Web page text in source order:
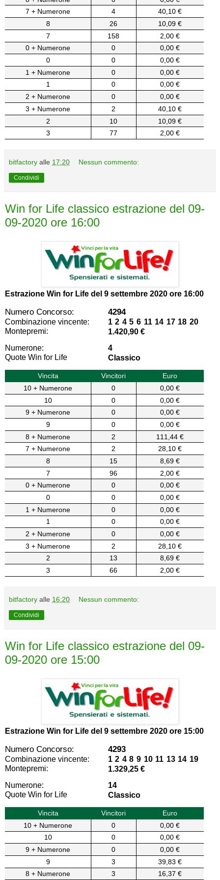
7 + Numerone
4
40,10 €
8
26
10,09 €
7
158
2,00 €
0 + Numerone
0
0,00 €
0
0
0,00 €
1 + Numerone
0
0,00 €
1
0
0,00 €
2 + Numerone
0
0,00 €
3 + Numerone
2
40,10 €
2
10
10,09 €
3
77 2,00 €
bitfactory alle 17:20 Nessun commento:
Condividi
Win for Life classico estrazione del 09-
09-2020 ore 16:00
Estrazione Win for Life del 9 settembre 2020 ore 16:00
Numero Concorso: 4294
Combinazione vincente:
1 2 4 5 6 11 14 17 18 20
Montepremi:
1.420,90 €
Numerone:
4
Quote Win for Life
Classico
Vincita Vincitori
Euro
10 + Numerone
0
0,00 €
10
0
0,00 €
9 + Numerone
0
0,00 €
9
0
0,00 €
8 + Numerone
2
111,44 €
7 + Numerone
2
28,10 €
8
15
8,69 €
7
96
2,00 €
0 + Numerone
0
0,00 €
0
0
0,00 €
1 + Numerone
0
0,00 €
1
0
0,00 €
2 + Numerone
0
0,00 €
3 + Numerone
2
28,10 €
2
13
8,69 €
3
66 2,00 €
bitfactory alle 16:20 Nessun commento:
Condividi
Win for Life classico estrazione del 09-
09-2020 ore 15:00
Estrazione Win for Life del 9 settembre 2020 ore 15:00
Numero Concorso: 4293
Combinazione vincente:
1 2 4 8 9 10 11 13 14 19
Montepremi:
1.329,25 €
Numerone:
14
Quote Win for Life
Classico
Vincita Vincitori
Euro
10 + Numerone
0
0,00 €
10
0
0,00 €
9 + Numerone
0
0,00 €
9
3
39,83 €
8 + Numerone
3
16,37 €